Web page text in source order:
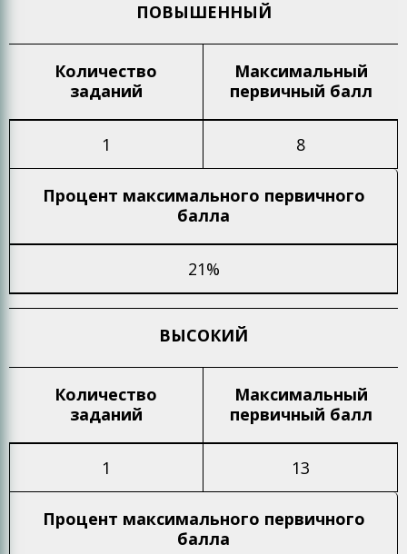
ПОВЫШЕННЫЙ
Количество
заданий
Максимальный
первичный балл
1 8
Процент максимального первичного
балла
21%
ВЫСОКИЙ
Количество
заданий
Максимальный
первичный балл
1 13
Процент максимального первичного
балла